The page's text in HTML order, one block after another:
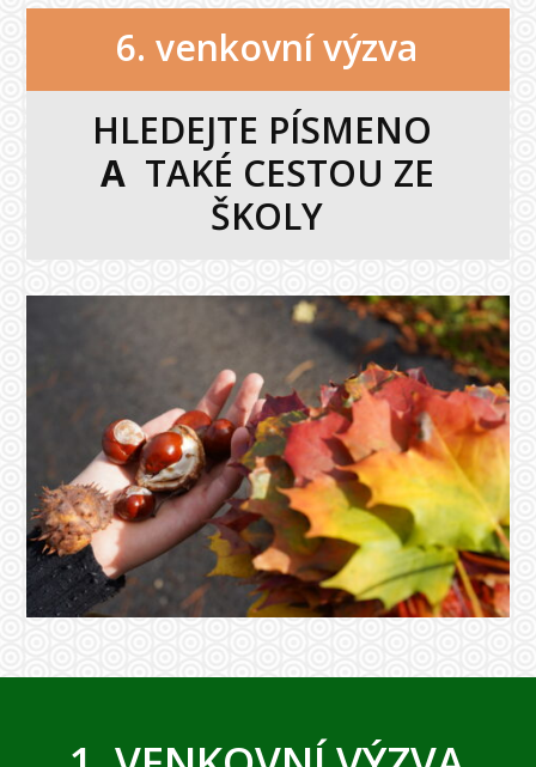
6. venkovní výzva
HLEDEJTE PÍSMENO
A TAKÉ CESTOU ZE
ŠKOLY